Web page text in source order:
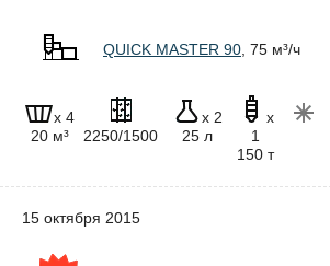
QUICK MASTER 90 , 75 м³/ч
x 4
20 м³
2250/1500
x 2
25 л
x
1
150 т
15 октября 2015